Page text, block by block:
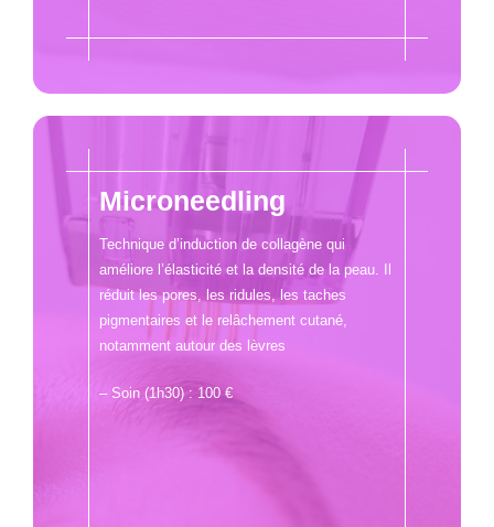
Microneedling
Technique d’induction de collagène qui
améliore l’élasticité et la densité de la peau. Il
réduit les pores, les ridules, les taches
pigmentaires et le relâchement cutané,
notamment autour des lèvres
– Soin (1h30) : 100 €